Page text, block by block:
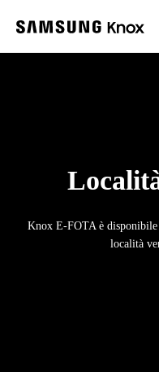
Knox E-FOTA è
località